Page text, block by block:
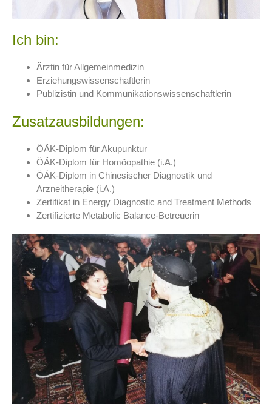
Ich bin:
Ärztin für Allgemeinmedizin
Erziehungswissenschaftlerin
Publizistin und Kommunikationswissenschaftlerin
Zusatzausbildungen:
ÖÄK-Diplom für Akupunktur
ÖÄK-Diplom für Homöopathie (i.A.)
ÖÄK-Diplom in Chinesischer Diagnostik und
Arzneitherapie (i.A.)
Zertifikat in Energy Diagnostic and Treatment Methods
Zertifizierte Metabolic Balance-Betreuerin